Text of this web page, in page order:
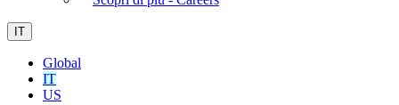
IT
Global
IT
US